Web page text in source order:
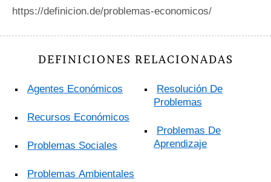
https://definicion.de/problemas-economicos/
DEFINICIONES RELACIONADAS
Agentes Económicos
Recursos Económicos
Problemas Sociales
Problemas Ambientales
Resolución De
Problemas
Problemas De
Aprendizaje